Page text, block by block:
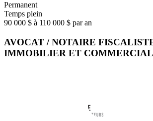
Permanent
Temps plein
90 000 $ à 110 000 $ par an
AVOCAT / NOTAIRE
IMMOBILIER ET COMMERCIAL